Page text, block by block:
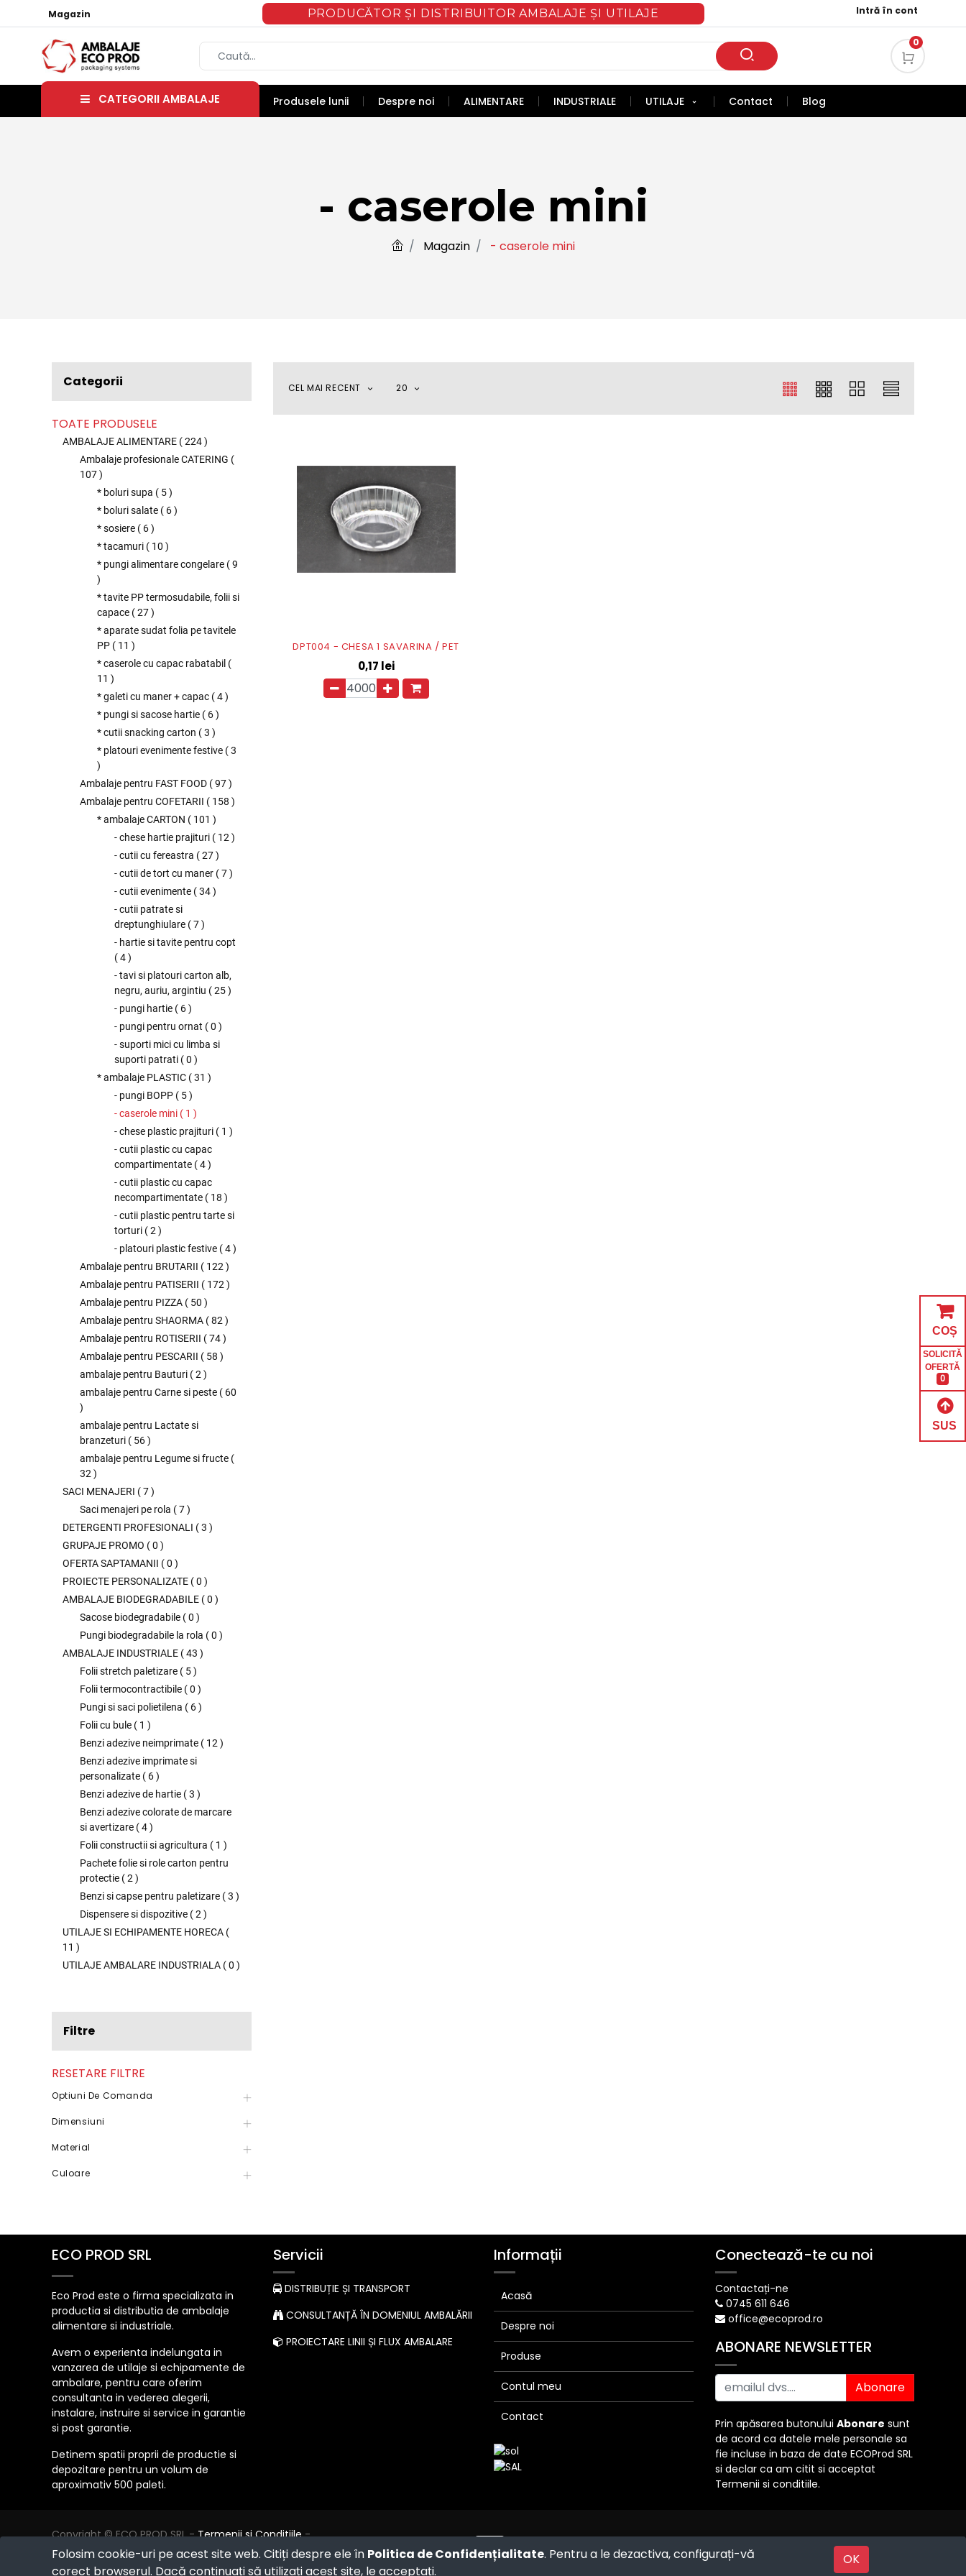
Magazin PRODUCĂTOR ȘI DISTRIBUITOR AMBALAJE ȘI UTILAJE Intră în cont
0
CATEGORII AMBALAJE Produsele lunii Despre noi ALIMENTARE INDUSTRIALE UTILAJE Contact Blog
- caserole mini
Magazin - caserole mini
Categorii
TOATE PRODUSELE
AMBALAJE ALIMENTARE (224)
Ambalaje profesionale CATERING (
107)
* boluri supa ( 5)
* boluri salate ( 6)
* sosiere ( 6)
* tacamuri ( 10 )
* pungi alimentare congelare (9
)
* tavite PP termosudabile, folii si
capace (27)
* aparate sudat folia pe tavitele
PP ( 11 )
* caserole cu capac rabatabil (
11 )
* galeti cu maner + capac (4)
* pungi si sacose hartie ( 6)
* cutii snacking carton (3 )
* platouri evenimente festive (3
)
Ambalaje pentru FAST FOOD (97)
Ambalaje pentru COFETARII ( 158 )
* ambalaje CARTON ( 101 )
- chese hartie prajituri ( 12 )
- cutii cu fereastra (27)
- cutii de tort cu maner (7)
- cutii evenimente (34)
- cutii patrate si
dreptunghiulare (7)
- hartie si tavite pentru copt
(4)
- tavi si platouri carton alb,
negru, auriu, argintiu (25)
- pungi hartie ( 6)
- pungi pentru ornat (0 )
- suporti mici cu limba si
suporti patrati (0 )
* ambalaje PLASTIC (31 )
- pungi BOPP ( 5)
- caserole mini ( 1 )
- chese plastic prajituri ( 1 )
- cutii plastic cu capac
compartimentate (4)
- cutii plastic cu capac
necompartimentate ( 18 )
- cutii plastic pentru tarte si
torturi (2 )
- platouri plastic festive (4)
Ambalaje pentru BRUTARII ( 122 )
Ambalaje pentru PATISERII ( 172 )
Ambalaje pentru PIZZA ( 50 )
Ambalaje pentru SHAORMA (82 )
Ambalaje pentru ROTISERII (74)
Ambalaje pentru PESCARII ( 58 )
ambalaje pentru Bauturi (2 )
ambalaje pentru Carne si peste ( 60
)
ambalaje pentru Lactate si
branzeturi ( 56)
ambalaje pentru Legume si fructe (
32 )
SACI MENAJERI (7)
Saci menajeri pe rola (7)
DETERGENTI PROFESIONALI (3 )
GRUPAJE PROMO (0 )
OFERTA SAPTAMANII (0 )
PROIECTE PERSONALIZATE (0 )
AMBALAJE BIODEGRADABILE (0 )
Sacose biodegradabile (0 )
Pungi biodegradabile la rola (0 )
AMBALAJE INDUSTRIALE (43 )
Folii stretch paletizare ( 5)
Folii termocontractibile (0 )
Pungi si saci polietilena ( 6)
Folii cu bule ( 1 )
Benzi adezive neimprimate ( 12 )
Benzi adezive imprimate si
personalizate ( 6)
Benzi adezive de hartie (3 )
Benzi adezive colorate de marcare
si avertizare (4)
Folii constructii si agricultura ( 1 )
Pachete folie si role carton pentru
protectie (2 )
Benzi si capse pentru paletizare (3 )
Dispensere si dispozitive (2 )
UTILAJE SI ECHIPAMENTE HORECA (
11 )
UTILAJE AMBALARE INDUSTRIALA (0 )
Filtre
RESETARE FILTRE
Optiuni De Comanda
Dimensiuni
Material
Culoare
CEL MAI RECENT 20
DPT004 - CHESA 1 SAVARINA / PET
0,17 lei
Folosim cookie-uri pe acest site web. Citiți despre ele în Politica de Confidențialitate. Pentru a le dezactiva, configurați-vă
corect browserul. Dacă continuați să utilizați acest site, le acceptați.
OK
ECO PROD SRL
Eco Prod este o firma specializata in
productia si distributia de ambalaje
alimentare si industriale.
Avem o experienta indelungata in
vanzarea de utilaje si echipamente de
ambalare, pentru care oferim
consultanta in vederea alegerii,
instalare, instruire si service in garantie
si post garantie.
Detinem spatii proprii de productie si
depozitare pentru un volum de
aproximativ 500 paleti.
Servicii
DISTRIBUȚIE ȘI TRANSPORT
CONSULTANȚĂ ÎN DOMENIUL AMBALĂRII
PROIECTARE LINII ȘI FLUX AMBALARE
Informații
Acasă
Despre noi
Produse
Contul meu
Contact
Conectează-te cu noi
Contactați-ne
0745 611 646
office@ecoprod.ro
ABONARE NEWSLETTER
Abonare
Prin apăsarea butonului Abonare sunt
de acord ca datele mele personale sa
fie incluse in baza de date ECOProd SRL
si declar ca am citit si acceptat
Termenii si conditiile.
Copyright © ECO PROD SRL -Termenii si Conditiile -
Politica de Confidențialitate -Consultanță juridică -
Politica de retur
Cum cumpăr?
eCommerce
Powered by
COȘ
SOLICITĂ
OFERTĂ
0
SUS